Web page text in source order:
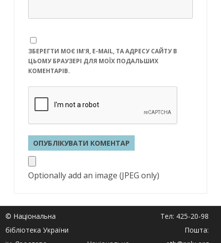
ЗБЕРЕГТИ МОЄ ІМ'Я, E-MAIL, ТА АДРЕСУ САЙТУ В
ЦЬОМУ БРАУЗЕРІ ДЛЯ МОЇХ ПОДАЛЬШИХ
КОМЕНТАРІВ.
Optionally add an image (JPEG only)
© Національна
бібліотека України
Тел: 425-20-98
Пошта: